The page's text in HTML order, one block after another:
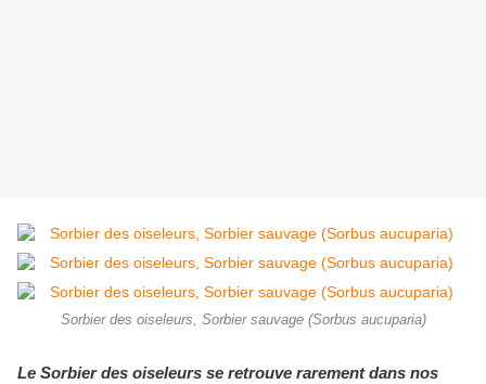
Sorbier des oiseleurs, Sorbier sauvage (Sorbus aucuparia)
Le Sorbier des oiseleurs se retrouve rarement dans nos